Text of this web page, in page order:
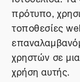
πρότυπο,
τοποθεσίες
χρηστών σε
χρήση αυτής.